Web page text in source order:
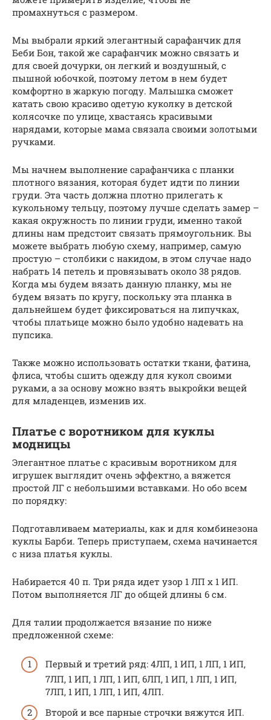
промахнуться с размером.
Мы выбрали яркий элегантный сарафанчик для
Беби Бон, такой же сарафанчик можно связать и
для своей дочурки, он легкий и воздушный, с
пышной юбочкой, поэтому летом в нем будет
комфортно в жаркую погоду. Малышка сможет
катать свою красиво одетую куколку в детской
колясочке по улице, хвастаясь красивыми
нарядами, которые мама связала своими золотыми
ручками.
Мы начнем выполнение сарафанчика с планки
плотного вязания, которая будет идти по линии
груди. Эта часть должна плотно прилегать к
кукольному тельцу, поэтому лучше сделать замер –
какая окружность по линии груди, именно такой
длины нам предстоит связать прямоугольник. Вы
можете выбрать любую схему, например, самую
простую – столбики с накидом, в этом случае надо
набрать 14 петель и провязывать около 38 рядов.
Когда мы будем вязать данную планку, мы не
будем вязать по кругу, поскольку эта планка в
дальнейшем будет фиксироваться на липучках,
чтобы платьице можно было удобно надевать на
пупсика.
Также можно использовать остатки ткани, фатина,
флиса, чтобы сшить одежду для кукол своими
руками, а за основу можно взять выкройки вещей
для младенцев, изменив их.
Платье с воротником для куклы
модницы
Элегантное платье с красивым воротником для
игрушек выглядит очень эффектно, а вяжется
простой ЛГ с небольшими вставками. Но обо всем
по порядку:
Подготавливаем материалы, как и для комбинезона
куклы Барби. Теперь приступаем, схема начинается
с низа платья куклы.
Набирается 40 п. Три ряда идет узор 1 ЛП х 1 ИП.
Потом выполняется ЛГ до общей длины 6 см.
Для талии продолжается вязание по ниже
предложенной схеме:
Первый и третий ряд: 4ЛП, 1 ИП, 1 ЛП, 1 ИП,
7ЛП, 1 ИП, 1 ЛП, 1 ИП, 6ЛП, 1 ИП, 1 ЛП, 1 ИП,
7ЛП, 1 ИП, 1 ЛП, 1 ИП, 4ЛП.
Второй и все парные строчки вяжутся ИП.